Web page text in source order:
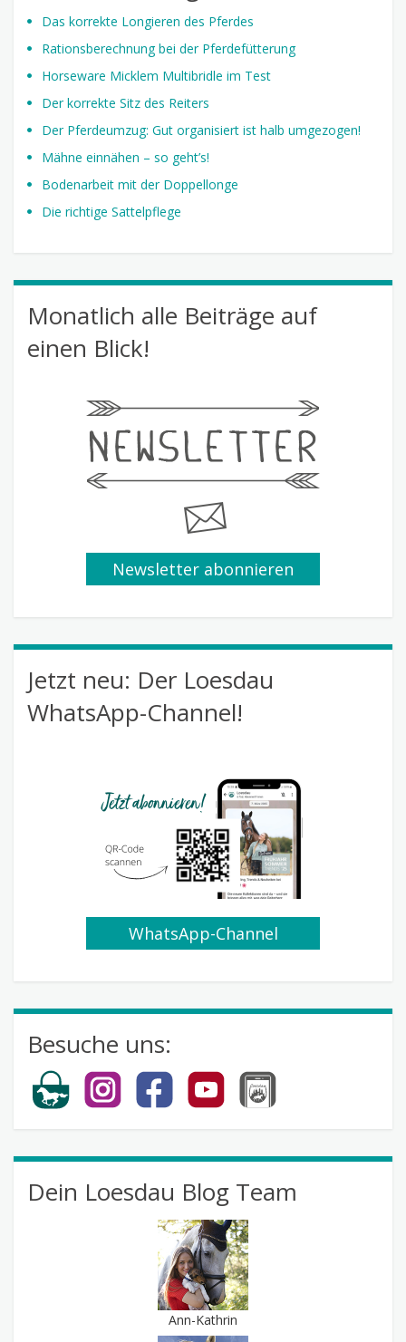
Das korrekte Longieren des Pferdes
Rationsberechnung bei der Pferdefütterung
Horseware Micklem Multibridle im Test
Der korrekte Sitz des Reiters
Der Pferdeumzug: Gut organisiert ist halb umgezogen!
Mähne einnähen – so geht’s!
Bodenarbeit mit der Doppellonge
Die richtige Sattelpflege
Monatlich alle Beiträge auf
einen Blick!
Newsletter abonnieren
Jetzt neu: Der Loesdau
WhatsApp-Channel!
WhatsApp-Channel
Besuche uns:
Dein Loesdau Blog Team
Ann-Kathrin